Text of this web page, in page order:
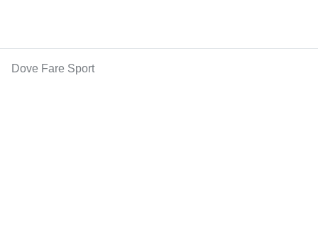
Dove Fare Sport